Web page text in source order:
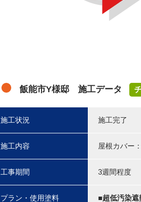
飯能市Y様邸 施工データ
施工状況 施工完了
施工内容 屋根カバー
工事期間 3週間程度
プラン・使用塗料
■超低汚染